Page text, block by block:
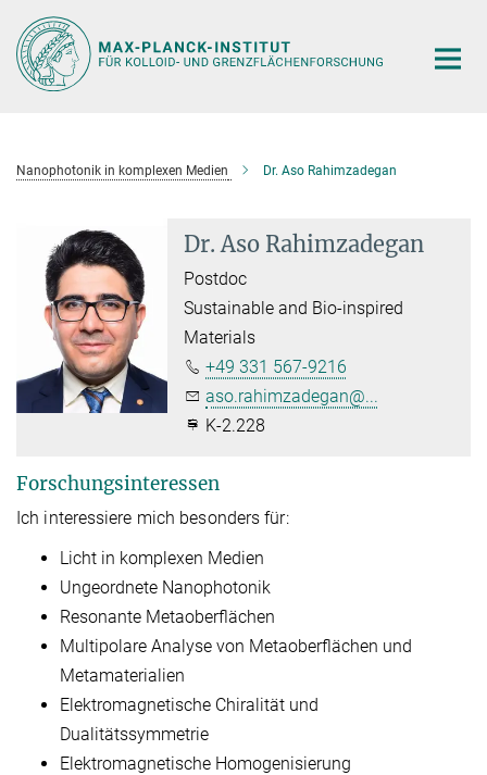
Hauptinhalt
Nanophotonik in komplexen Medien Dr. Aso Rahimzadegan
Dr. Aso Rahimzadegan
Postdoc
Sustainable and Bio-inspired
Materials
+49 331 567-9216
aso.rahimzadegan@...
K-2.228
Forschungsinteressen
Ich interessiere mich besonders für:
Licht in komplexen Medien
Ungeordnete Nanophotonik
Resonante Metaoberflächen
Multipolare Analyse von Metaoberflächen und
Metamaterialien
Elektromagnetische Chiralität und
Dualitätssymmetrie
Elektromagnetische Homogenisierung